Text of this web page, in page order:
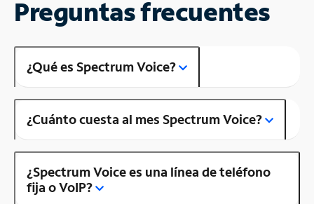
Preguntas frecuentes
¿Qué es Spectrum Voice?
¿Cuánto cuesta al mes Spectrum Voice?
¿Spectrum Voice es una línea de teléfono
fija o VoIP?